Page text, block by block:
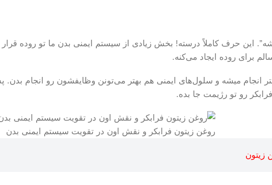
این حرف کاملاً درسته! بخش زیادی از سیستم ایمنی بدن ما تو روده
برای روده ایجاد می‌کنه.
انجام میشه و سلول‌های ایمنی هم بهتر می‌تونن وظایفشون رو انجام
رو تو رژیمت جا بده.
روغن زیتون فرابکر و نقش اون در تقویت سیستم ایمنی بدن